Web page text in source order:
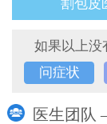
割包皮
如果以上没
问症状
医生团队